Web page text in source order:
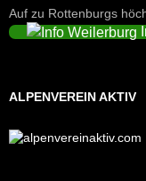
Auf zu Rottenburgs
ALPENVEREIN AKTIV